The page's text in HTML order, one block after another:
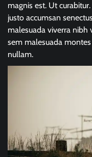
magnis est. Ut
justo accumsan
malesuada viverra nibh
sem malesuada
nullam.